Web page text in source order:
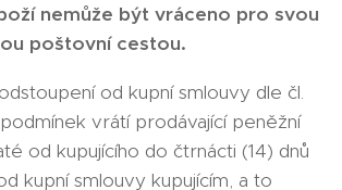
nemůže být vráceno pro svou
poštovní cestou.
od kupní smlouvy dle čl.
vrátí prodávající peněžní
od kupujícího do čtrnácti (14) dnů
kupní smlouvy kupujícím, a to